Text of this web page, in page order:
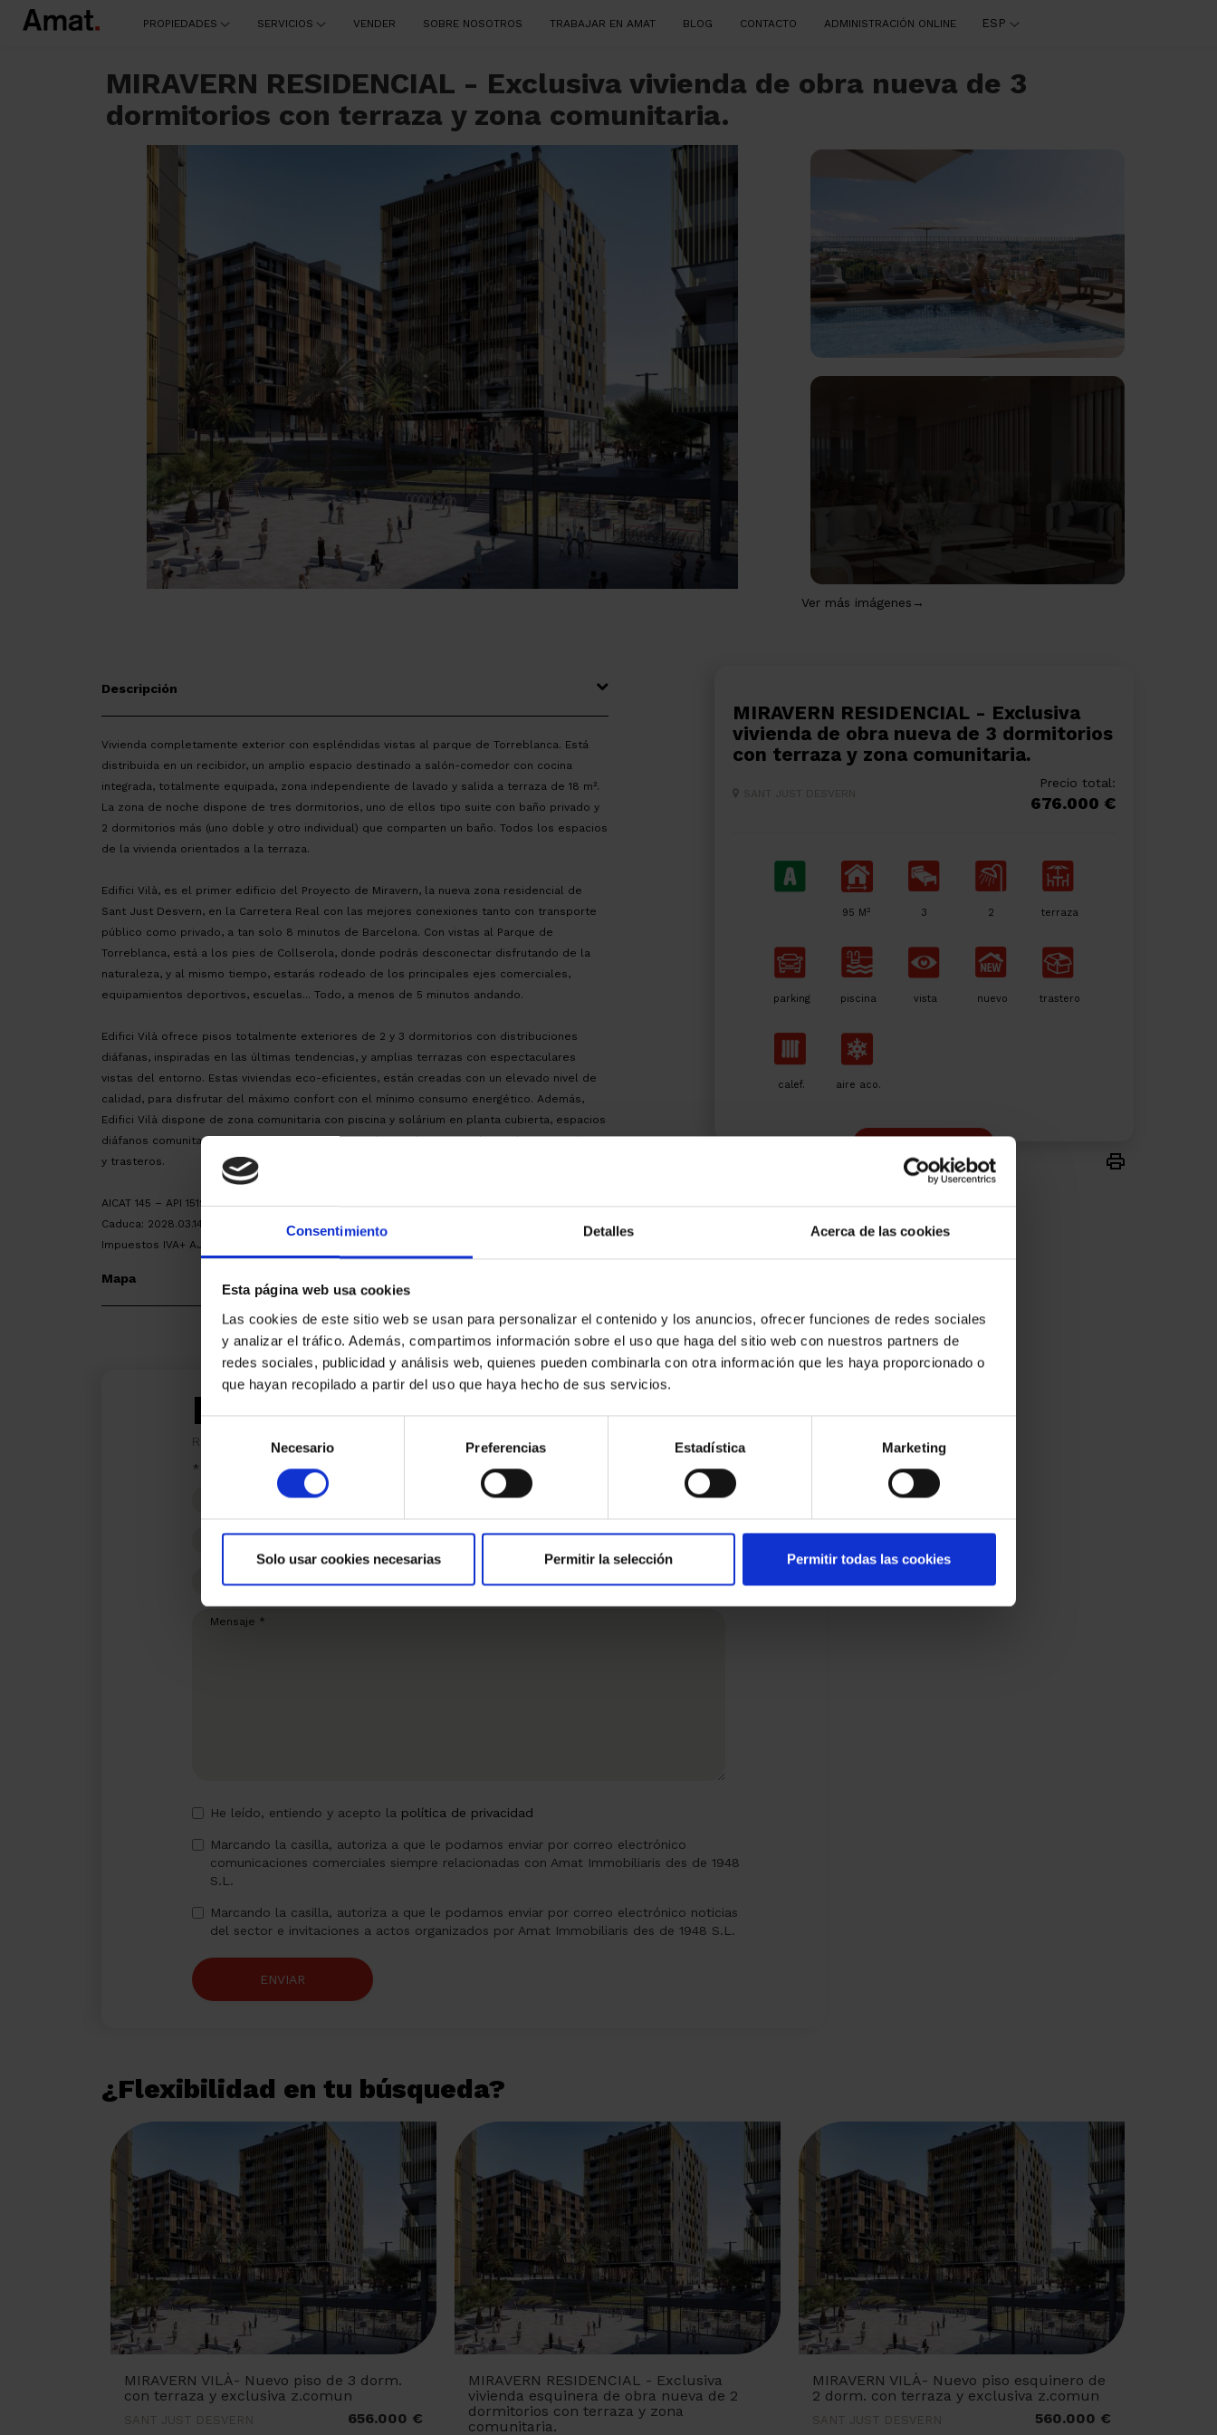
Consentimiento Detalles Acerca de las cookies
Esta página web usa cookies
Las cookies de este sitio web se usan para personalizar el contenido y los anuncios, ofrecer funciones de redes sociales
y analizar el tráfico. Además, compartimos información sobre el uso que haga del sitio web con nuestros partners de
redes sociales, publicidad y análisis web, quienes pueden combinarla con otra información que les haya proporcionado o
que hayan recopilado a partir del uso que haya hecho de sus servicios.
Selección
consentimiento
Necesario Preferencias Estadística Marketing
Solo usar cookies necesarias Permitir la selección Permitir todas las cookies
PROPIEDADES SERVICIOS VENDER SOBRE NOSOTROS TRABAJAR EN AMAT BLOG CONTACTO ADMINISTRACIÓN ONLINE ESP
MIRAVERN RESIDENCIAL - Exclusiva vivienda de obra nueva de 3
dormitorios con terraza y zona comunitaria.
Ver más imágenes→
Descripción
Vivienda completamente exterior con espléndidas vistas al parque de Torreblanca. Está
distribuida en un recibidor, un amplio espacio destinado a salón-comedor con cocina
integrada, totalmente equipada, zona independiente de lavado y salida a terraza de 18 m².
La zona de noche dispone de tres dormitorios, uno de ellos tipo suite con baño privado y
2 dormitorios más (uno doble y otro individual) que comparten un baño. Todos los espacios
de la vivienda orientados a la terraza.
Edifici Vilà, es el primer edificio del Proyecto de Miravern, la nueva zona residencial de
Sant Just Desvern, en la Carretera Real con las mejores conexiones tanto con transporte
público como privado, a tan solo 8 minutos de Barcelona. Con vistas al Parque de
Torreblanca, está a los pies de Collserola, donde podrás desconectar disfrutando de la
naturaleza, y al mismo tiempo, estarás rodeado de los principales ejes comerciales,
equipamientos deportivos, escuelas... Todo, a menos de 5 minutos andando.
Edifici Vilà ofrece pisos totalmente exteriores de 2 y 3 dormitorios con distribuciones
diáfanas, inspiradas en las últimas tendencias, y amplias terrazas con espectaculares
vistas del entorno. Estas viviendas eco-eficientes, están creadas con un elevado nivel de
calidad, para disfrutar del máximo confort con el mínimo consumo energético. Además,
Edifici Vilà dispone de zona comunitaria con piscina y solárium en planta cubierta, espacios
diáfanos comunitarios para un uso polivalente y planta sótano con plazas de aparcamiento
y trasteros.
AICAT 145 – API 1519 | VENTA OBRA NUEVA en CONSTRUCCIÓN | Licencia: OMA 20232316.
Caduca: 2028.03.14 Entrega Obra: 2027.12.31
Impuestos IVA+ AJD, según tipos vigentes. Gastos notariales y registrales, según arancel.
Mapa
MIRAVERN RESIDENCIAL - Exclusiva
vivienda de obra nueva de 3 dormitorios
con terraza y zona comunitaria.
SANT JUST DESVERN
Precio total:
676.000 €
95 M2 3 2 terraza
parking piscina vista nuevo trastero
calef. aire aco.
Estoy interesado
Ref.:
*Campos requeridos
Teléfono
Mensaje
He leído, entiendo y acepto la política de privacidad
Marcando la casilla, autoriza a que le podamos enviar por correo electrónico
comunicaciones comerciales siempre relacionadas con Amat Immobiliaris des de 1948
S.L.
Marcando la casilla, autoriza a que le podamos enviar por correo electrónico noticias
del sector e invitaciones a actos organizados por Amat Immobiliaris des de 1948 S.L.
ENVIAR
¿Flexibilidad en tu búsqueda?
MIRAVERN VILÀ- Nuevo piso de 3 dorm.
con terraza y exclusiva z.comun
SANT JUST DESVERN 656.000 €
MIRAVERN RESIDENCIAL - Exclusiva
vivienda esquinera de obra nueva de 2
dormitorios con terraza y zona
comunitaria.
MIRAVERN VILÀ- Nuevo piso esquinero de
2 dorm. con terraza y exclusiva z.comun
SANT JUST DESVERN 560.000 €